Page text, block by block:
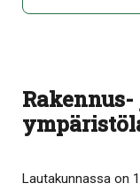
Rakennus-
Lautakunnassa on